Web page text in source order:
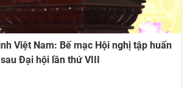
Việt Nam: Bế mạc Hội nghị tập huấn
Đại hội lần thứ VIII